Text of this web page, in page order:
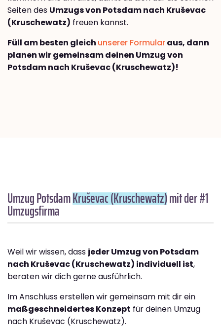
Seiten des Umzugs von Potsdam nach Kruševac
(Kruschewatz) freuen kannst.
Füll am besten gleich unserer Formularaus, dann
planen wir gemeinsam deinen Umzug von
Potsdam nach Kruševac (Kruschewatz)!
Umzug PotsdamKruševac (Kruschewatz)mit der #1
Umzugsfirma
Weil wir wissen, dass jeder Umzug von Potsdam
nach Kruševac (Kruschewatz) individuell ist,
beraten wir dich gerne ausführlich.
Im Anschluss erstellen wir gemeinsam mit dir ein
maßgeschneidertes Konzept für deinen Umzug
nach Kruševac (Kruschewatz).